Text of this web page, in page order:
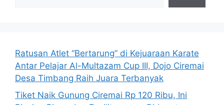
Ratusan Atlet “Bertarung” di Kejuaraan Karate
Antar Pelajar Al-Multazam Cup III, Dojo Ciremai
Desa Timbang Raih Juara Terbanyak
Tiket Naik Gunung Ciremai Rp 120 Ribu, Ini